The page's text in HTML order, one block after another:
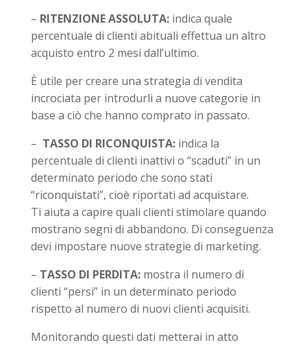
– RITENZIONE ASSOLUTA: indica quale
percentuale di clienti abituali effettua un altro
acquisto entro 2 mesi dall’ultimo.
È utile per creare una strategia di vendita
incrociata per introdurli a nuove categorie in
base a ciò che hanno comprato in passato.
– TASSO DI RICONQUISTA: indica la
percentuale di clienti inattivi o “scaduti” in un
determinato periodo che sono stati
“riconquistati”, cioè riportati ad acquistare.
Ti aiuta a capire quali clienti stimolare quando
mostrano segni di abbandono. Di conseguenza
devi impostare nuove strategie di marketing.
– TASSO DI PERDITA: mostra il numero di
clienti “persi” in un determinato periodo
rispetto al numero di nuovi clienti acquisiti.
Monitorando questi dati metterai in atto